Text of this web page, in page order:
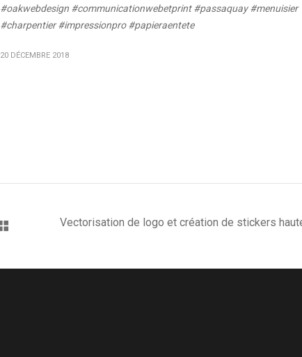
#oakwebdesign #communicationwebetprint #passaquay #menuisier
#charpentier #impressionpro #papieraentete
20 DÉCEMBRE 2018
Vectorisation de logo et création de stickers